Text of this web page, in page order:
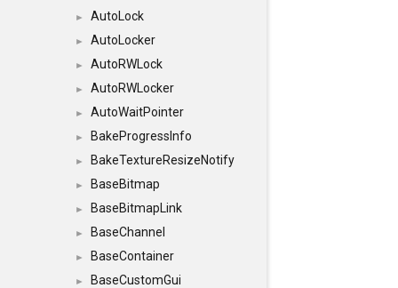
► AutoLock
► AutoLocker
► AutoRWLock
► AutoRWLocker
► AutoWaitPointer
► BakeProgressInfo
► BakeTextureResizeNotify
► BaseBitmap
► BaseBitmapLink
► BaseChannel
► BaseContainer
► BaseCustomGui